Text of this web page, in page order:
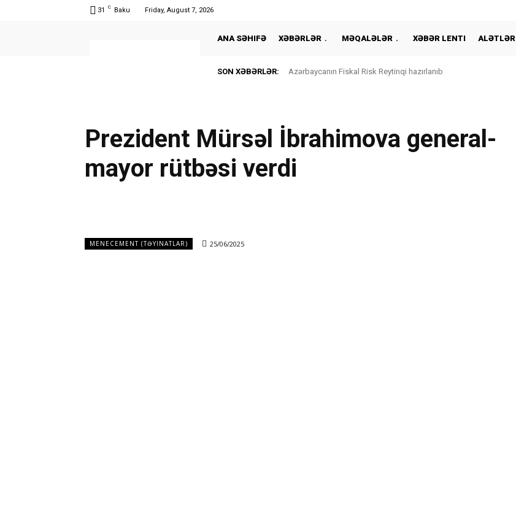
31 C Baku Friday, August 7, 2026
ANA SƏHIFƏ XƏBƏRLƏR MƏQALƏLƏR XƏBƏR LENTI ALƏTLƏR
SON XƏBƏRLƏR: Azərbaycanın Fiskal Risk Reytinqi hazırlanıb
Prezident Mürsəl İbrahimova general-
mayor rütbəsi verdi
MENECEMENT (TƏYINATLAR) 25/06/2025